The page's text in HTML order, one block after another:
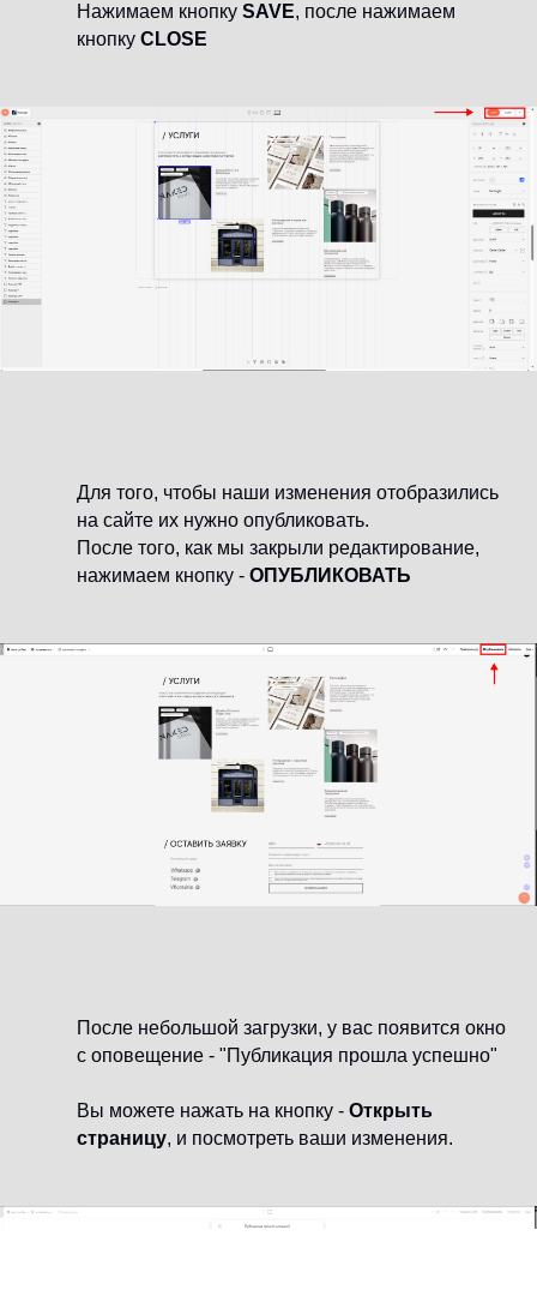
Нажимаем кнопку SAVE, после нажимаем
кнопку CLOSE
Для того, чтобы наши изменения отобразились
на сайте их нужно опубликовать.
После того, как мы закрыли редактирование,
нажимаем кнопку - ОПУБЛИКОВАТЬ
После небольшой загрузки, у вас появится окно
с оповещение - "Публикация прошла успешно"
Вы можете нажать на кнопку - Открыть
страницу, и посмотреть ваши изменения.